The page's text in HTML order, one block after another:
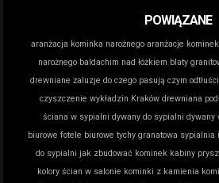
POWIĄZANE
aranżacja kominka narożnego aranżacje
narożnego baldachim nad łóżkiem blaty
drewniane żaluzje do czego pasują czym
czyszczenie wykładzin Kraków drewniana
ściana w sypialni dywany do sypialni dywany
biurowe fotele biurowe tychy granatowa sypialnia
do sypialni jak zbudować kominek kabiny
kolory ścian w salonie kominki z kamienia